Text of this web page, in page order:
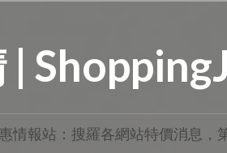
|
情報站：搜羅各網站特價消息，